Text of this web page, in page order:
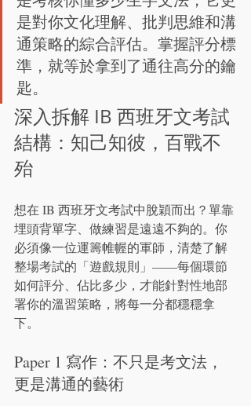
是對你文化理解、批判思維和溝
通策略的綜合評估。掌握評分標
準，就等於拿到了通往高分的鑰
匙。
深入拆解 IB 西班牙文考試
結構：知己知彼，百戰不
殆
想在 IB 西班牙文考試中脫穎而出？單靠
埋頭背單字、做練習是遠遠不夠的。你
必須像一位運籌帷幄的軍師，清楚了解
整場考試的「遊戲規則」——每個環節
如何評分、佔比多少，才能針對性地部
署你的溫習策略，將每一分都穩穩拿
下。
Paper 1 寫作：不只是考文法，
更是溝通的藝術